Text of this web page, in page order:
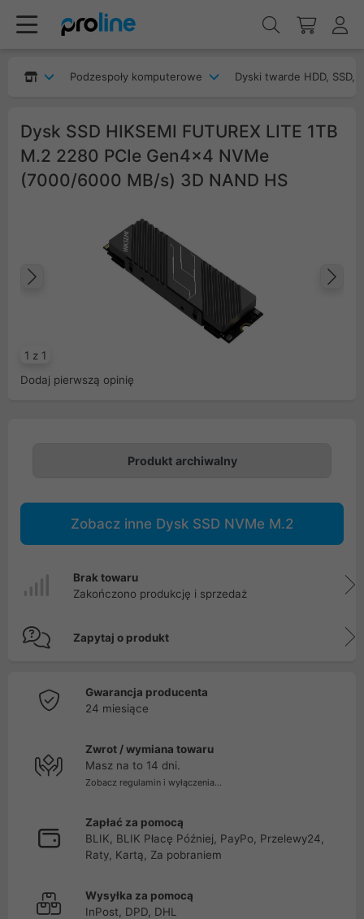
Podzespoły komputerowe Dyski twarde HDD, SSD,
Dysk SSD HIKSEMI FUTUREX LITE 1TB
M.2 2280 PCIe Gen4x4 NVMe
(7000/6000 MB/s) 3D NAND HS
1 z 1
Poprzedni
Dodaj pierwszą opinię
Produkt archiwalny
Zobacz inne Dysk SSD NVMe M.2
Brak towaru
Zakończono produkcję i sprzedaż
Zapytaj o produkt
Gwarancja producenta
24 miesiące
Zwrot / wymiana towaru
Masz na to 14 dni.
Zobacz regulamin i wyłączenia...
Zapłać za pomocą
BLIK, BLIK Płacę Później, PayPo, Przelewy24,
Raty, Kartą, Za pobraniem
Wysyłka za pomocą
InPost, DPD, DHL